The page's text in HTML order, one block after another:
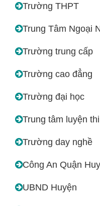
Trường THPT
Trung Tâm Ngoại
Trường trung cấp
Trường cao đẳng
Trường đại học
Trung tâm luyện thi
Trường day nghề
Công An Quận
UBND Huyện